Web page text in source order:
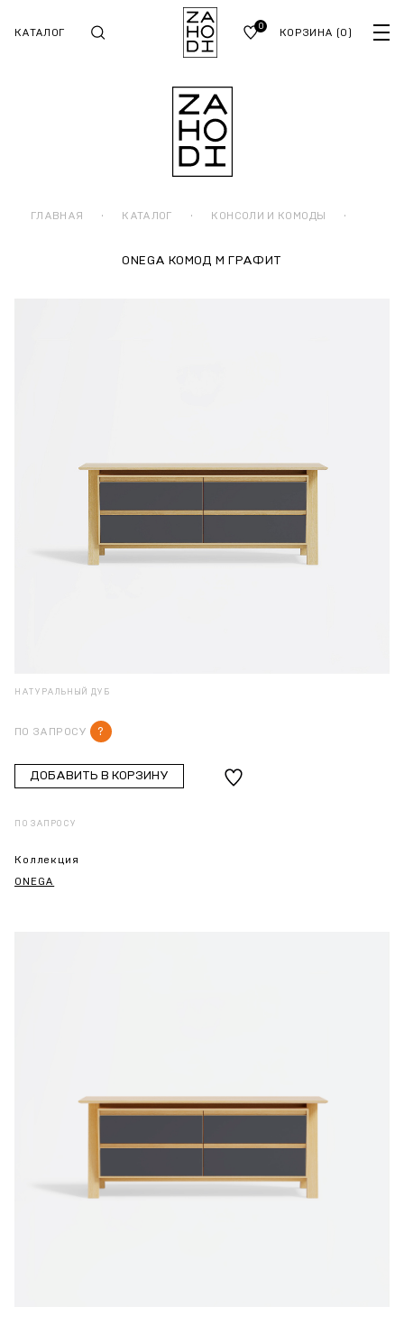
КАТАЛОГ
0
КОРЗИНА (0)
ГЛАВНАЯ · КАТАЛОГ · КОНСОЛИ И КОМОДЫ ·
ONEGA КОМОД М ГРАФИТ
НАТУРАЛЬНЫЙ ДУБ
ПО ЗАПРОСУ ?
ДОБАВИТЬ В КОРЗИНУ
ПО ЗАПРОСУ
Коллекция
ONEGA